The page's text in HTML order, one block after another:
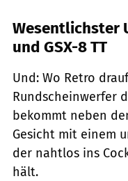
Wesentlichster
und GSX-8 TT
Und: Wo Retro
Rundscheinwerfer
bekommt neben
Gesicht mit einem
der nahtlos ins
hält.